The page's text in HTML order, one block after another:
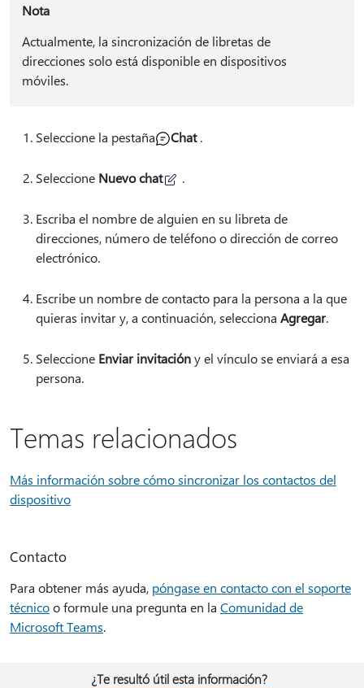
Nota
Actualmente, la sincronización de libretas de
direcciones solo está disponible en dispositivos
móviles.
Seleccione la pestaña Chat.
Seleccione Nuevo chat .
Escriba el nombre de alguien en su libreta de
direcciones, número de teléfono o dirección de correo
electrónico.
Escribe un nombre de contacto para la persona a la que
quieras invitar y, a continuación, selecciona Agregar.
Seleccione Enviar invitacióny el vínculo se enviará a esa
persona.
Temas relacionados
Más información sobre cómo sincronizar los contactos del
dispositivo
Contacto
Para obtener más ayuda, póngase en contacto con el soporte
técnicoo formule una pregunta en la Comunidad de
Microsoft Teams.
¿Te resultó útil esta información?